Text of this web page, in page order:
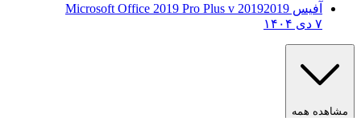
آفیس 2019
2019 Microsoft Office 2019 Pro Plus v
همه